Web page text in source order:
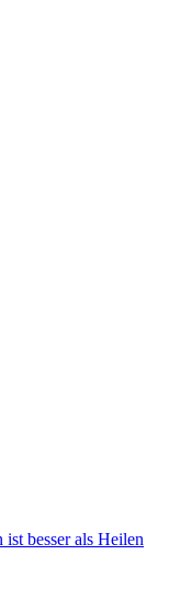
besser als Heilen